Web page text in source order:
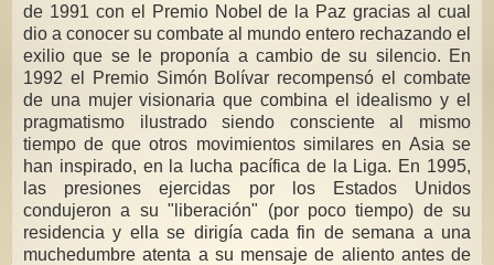
de 1991 con el Premio Nobel de la Paz gracias al cual
dio a conocer su combate al mundo entero rechazando el
exilio que se le proponía a cambio de su silencio. En
1992 el Premio Simón Bolívar recompensó el combate
de una mujer visionaria que combina el idealismo y el
pragmatismo ilustrado siendo consciente al mismo
tiempo de que otros movimientos similares en Asia se
han inspirado, en la lucha pacífica de la Liga. En 1995,
las presiones ejercidas por los Estados Unidos
condujeron a su "liberación" (por poco tiempo) de su
residencia y ella se dirigía cada fin de semana a una
muchedumbre atenta a su mensaje de aliento antes de